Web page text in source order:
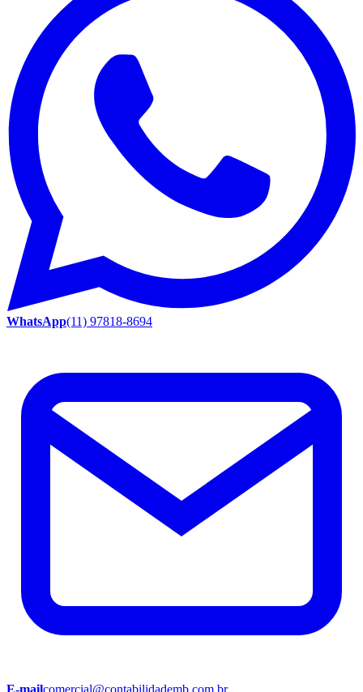
WhatsApp(11) 97818-8694
E-mailcomercial@contabilidademb.com.br